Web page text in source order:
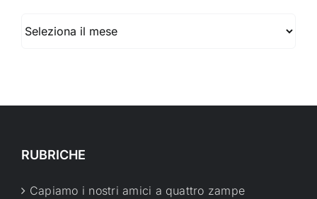
RUBRICHE
Capiamo i nostri amici a quattro zampe